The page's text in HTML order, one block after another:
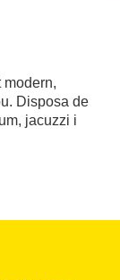
modern,
Disposa de
jacuzzi i